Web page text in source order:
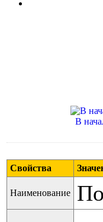
В
Свойства
Наименование